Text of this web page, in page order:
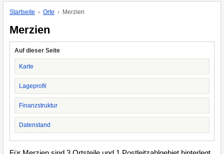
Startseite Orte Merzien
Merzien
Auf dieser Seite
Karte
Lageprofil
Finanzstruktur
Datenstand